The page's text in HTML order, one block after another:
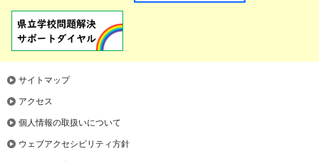
サイトマップ
アクセス
個人情報の取扱いについて
ウェブアクセシビリティ方針